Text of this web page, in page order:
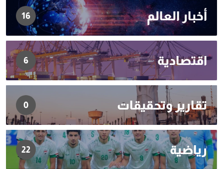
أخبار العالم 16
اقتصادية 6
تقارير وتحقيقات 0
رياضية 22